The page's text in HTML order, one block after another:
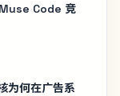
Code 竞
为何在广告系